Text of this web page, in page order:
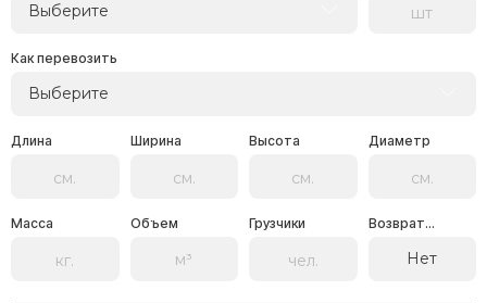
Выберите
Как перевозить
Выберите
Длина Ширина Высота Диаметр
Масса Объем Грузчики Возврат...
Нет